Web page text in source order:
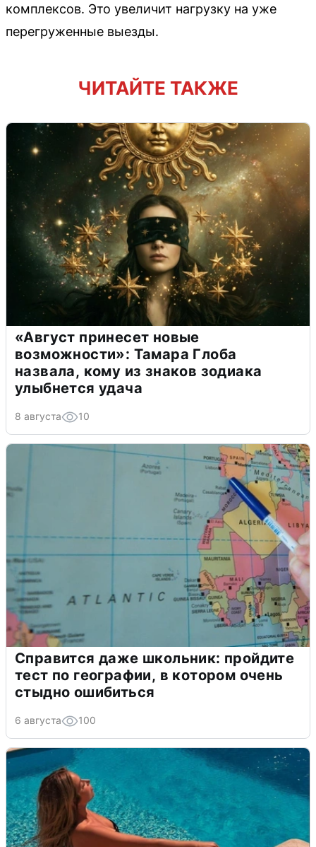
комплексов. Это увеличит нагрузку на уже
перегруженные выезды.
ЧИТАЙТЕ ТАКЖЕ
«Август принесет новые
возможности»: Тамара Глоба
назвала, кому из знаков зодиака
улыбнется удача
8 августа 10
Справится даже школьник: пройдите
тест по географии, в котором очень
стыдно ошибиться
6 августа 100